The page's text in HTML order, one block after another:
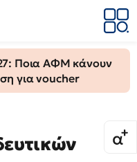
Ποια ΑΦΜ κάνουν
για voucher